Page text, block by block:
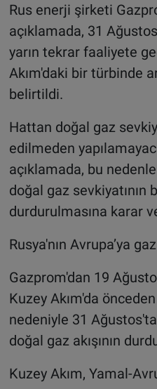
Rus enerji şirketi
açıklamada, 31
yarın tekrar faaliyete
Akım'daki bir türbinde
belirtildi.
Hattan doğal gaz
edilmeden
açıklamada, bu
doğal gaz
durdurulmasına karar
Rusya'nın Avrupa’ya
Gazprom'dan 19
Kuzey Akım'da
nedeniyle 31
doğal gaz akışının
Kuzey Akım, Yamal-